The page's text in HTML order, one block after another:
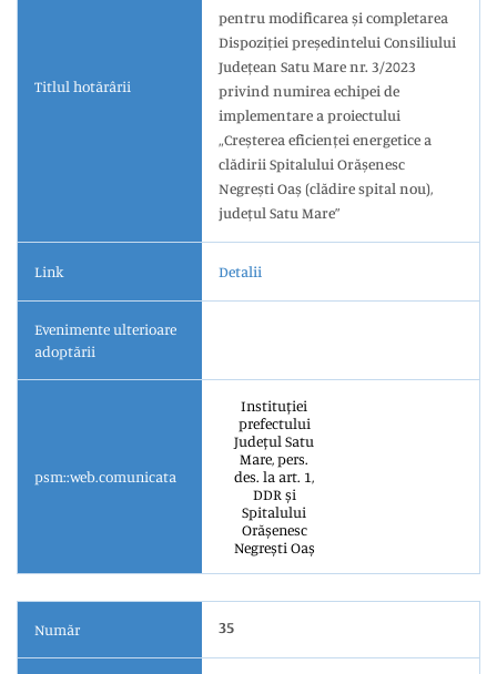
Titlul hotărârii
pentru modificarea și completarea
Dispoziției președintelui Consiliului
Județean Satu Mare nr. 3/2023
privind numirea echipei de
implementare a proiectului
„Creșterea eficienței energetice a
clădirii Spitalului Orășenesc
Negrești Oaș (clădire spital nou),
județul Satu Mare”
Link Detalii
Evenimente ulterioare
adoptării
psm::web.comunicata
Instituției
prefectului
Județul Satu
Mare, pers.
des. la art. 1,
DDR și
Spitalului
Orășenesc
Negrești Oaș
Număr 35